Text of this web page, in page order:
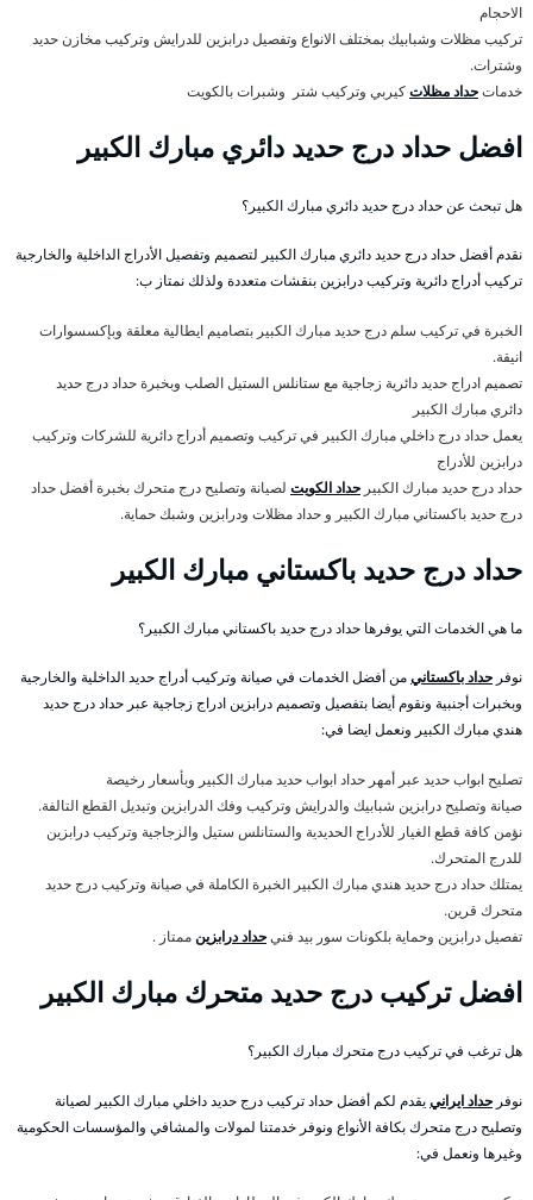
الاحجام
تركيب مظلات وشبابيك بمختلف الانواع وتفصيل درابزين للدرايش وتركيب مخازن حديد
وشترات.
خدماتحداد مظلاتكيربي وتركيب شتر وشبرات بالكويت
افضل حداد درج حديد دائري مبارك الكبير
هل تبحث عن حداد درج حديد دائري مبارك الكبير؟
نقدم أفضل حداد درج حديد دائري مبارك الكبير لتصميم وتفصيل الأدراج الداخلية والخارجية
تركيب أدراج دائرية وتركيب درابزين بنقشات متعددة ولذلك نمتاز ب:
الخبرة في تركيب سلم درج حديد مبارك الكبير بتصاميم ايطالية معلقة وبإكسسوارات
انيقة.
تصميم ادراج حديد دائرية زجاجية مع ستانلس الستيل الصلب وبخبرة حداد درج حديد
دائري مبارك الكبير
يعمل حداد درج داخلي مبارك الكبير في تركيب وتصميم أدراج دائرية للشركات وتركيب
درابزين للأدراج
حداد درج حديد مبارك الكبير حداد الكويت لصيانة وتصليح درج متحرك بخبرة أفضل حداد
درج حديد باكستاني مبارك الكبير و حداد مظلات ودرابزين وشبك حماية.
حداد درج حديد باكستاني مبارك الكبير
ما هي الخدمات التي يوفرها حداد درج حديد باكستاني مبارك الكبير؟
نوفر حداد باكستانيمن أفضل الخدمات في صيانة وتركيب أدراج حديد الداخلية والخارجية
وبخبرات أجنبية ونقوم أيضا بتفصيل وتصميم درابزين ادراج زجاجية عبر حداد درج حديد
هندي مبارك الكبير ونعمل ايضا في:
تصليح ابواب حديد عبر أمهر حداد ابواب حديد مبارك الكبير وبأسعار رخيصة
صيانة وتصليح درابزين شبابيك والدرايش وتركيب وفك الدرابزين وتبديل القطع التالفة.
نؤمن كافة قطع الغيار للأدراج الحديدية والستانلس ستيل والزجاجية وتركيب درابزين
للدرج المتحرك.
يمتلك حداد درج حديد هندي مبارك الكبير الخبرة الكاملة في صيانة وتركيب درج حديد
متحرك قرين.
تفصيل درابزين وحماية بلكونات سور بيد فنيحداد درابزينممتاز .
افضل تركيب درج حديد متحرك مبارك الكبير
هل ترغب في تركيب درج متحرك مبارك الكبير؟
نوفر حداد ايرانييقدم لكم أفضل حداد تركيب درج حديد داخلي مبارك الكبير لصيانة
وتصليح درج متحرك بكافة الأنواع ونوفر خدمتنا لمولات والمشافي والمؤسسات الحكومية
وغيرها ونعمل في: